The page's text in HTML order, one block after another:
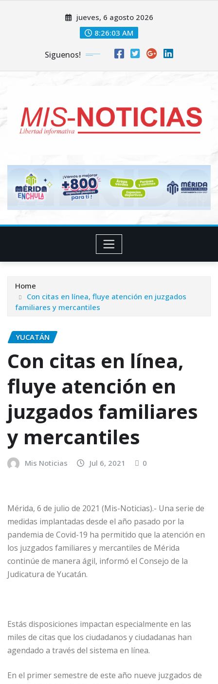
jueves, 6 agosto 2026
8:26:04 AM
Siguenos!
Home
Con citas en línea, fluye atención en juzgados
familiares y mercantiles
YUCATÁN
Con citas en línea,
fluye atención en
juzgados familiares
y mercantiles
Mis Noticias Jul 6, 2021 0
Mérida, 6 de julio de 2021 (Mis-Noticias).- Una serie de
medidas implantadas desde el año pasado por la
pandemia de Covid-19 ha permitido que la atención en
los juzgados familiares y mercantiles de Mérida
continúe de manera ágil, informó el Consejo de la
Judicatura de Yucatán.
Estás disposiciones impactan especialmente en las
miles de citas que los ciudadanos y ciudadanas han
agendado a través del sistema en línea.
En el primer semestre de este año nueve juzgados de